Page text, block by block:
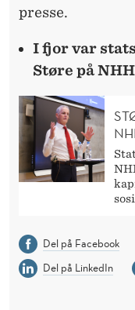
presse.
I fjor var
Støre på
Del på Facebook
Del på LinkedIn